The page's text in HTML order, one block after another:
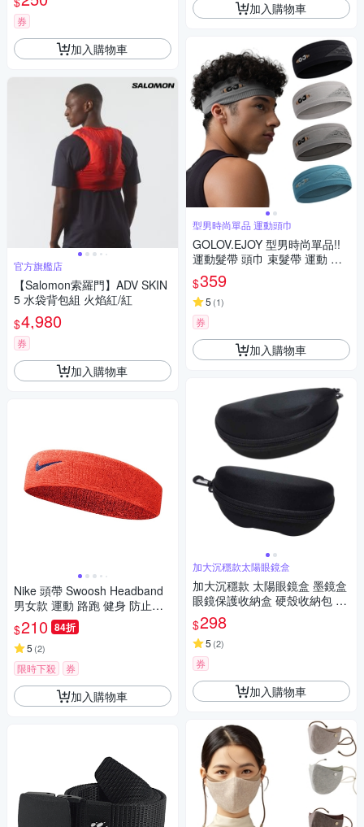
138)
券
加入購物車
官方旗艦店
【Salomon索羅門】ADV SKIN
5 水袋背包組 火焰紅/紅
$4,980
券
加入購物車
Nike 頭帶 Swoosh Headband
男女款 運動 路跑 健身 防止頭
髮干擾 吸汗 橘 藍 N00015448
04OS
$210 84折
5 (2)
限時下殺 券
加入購物車
加入購物車
型男時尚單品 運動頭巾
GOLOV.EJOY 型男時尚單品!!
運動髮帶 頭巾 束髮帶 運動 健
身 跑步 騎自行車 瑜珈 籃球 高
爾夫 吸濕排汗 透氣速乾 彈性佳
吸汗止汗頭帶
$359
5 (1)
券
加入購物車
加大沉穩款太陽眼鏡盒
加大沉穩款 太陽眼鏡盒 墨鏡盒
眼鏡保護收納盒 硬殼收納包 防
撞包(附掛勾)
$298
5 (2)
券
加入購物車